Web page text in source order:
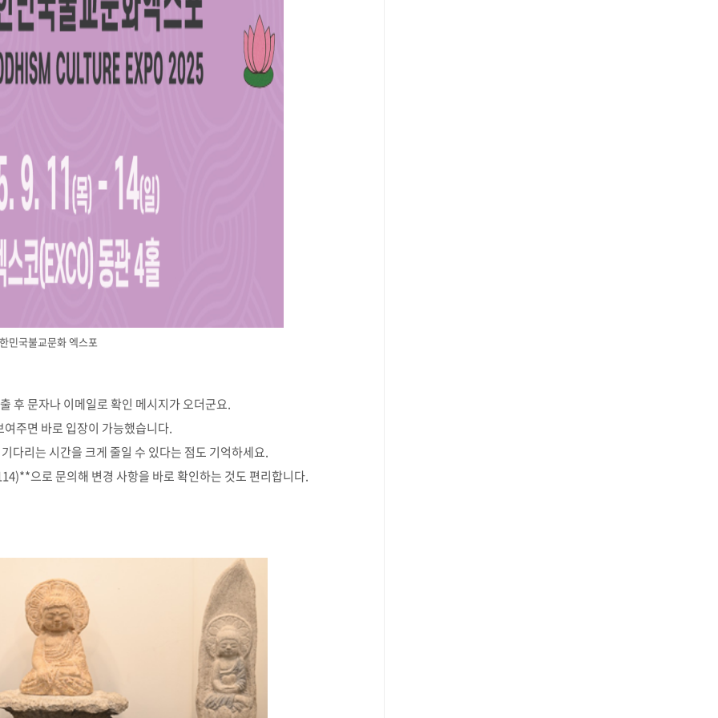
민국불교문화 엑스포
후 문자나 이메일로 확인 메시지가 오더군요.
주면 바로 입장이 가능했습니다.
다리는 시간을 크게 줄일 수 있다는 점도 기억하세요.
으로 문의해 변경 사항을 바로 확인하는 것도 편리합니다.